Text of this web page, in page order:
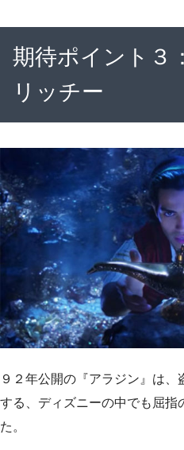
期待ポイント３
リッチー
９２年公開の『アラジン』は
する、ディズニーの中でも屈指
た。